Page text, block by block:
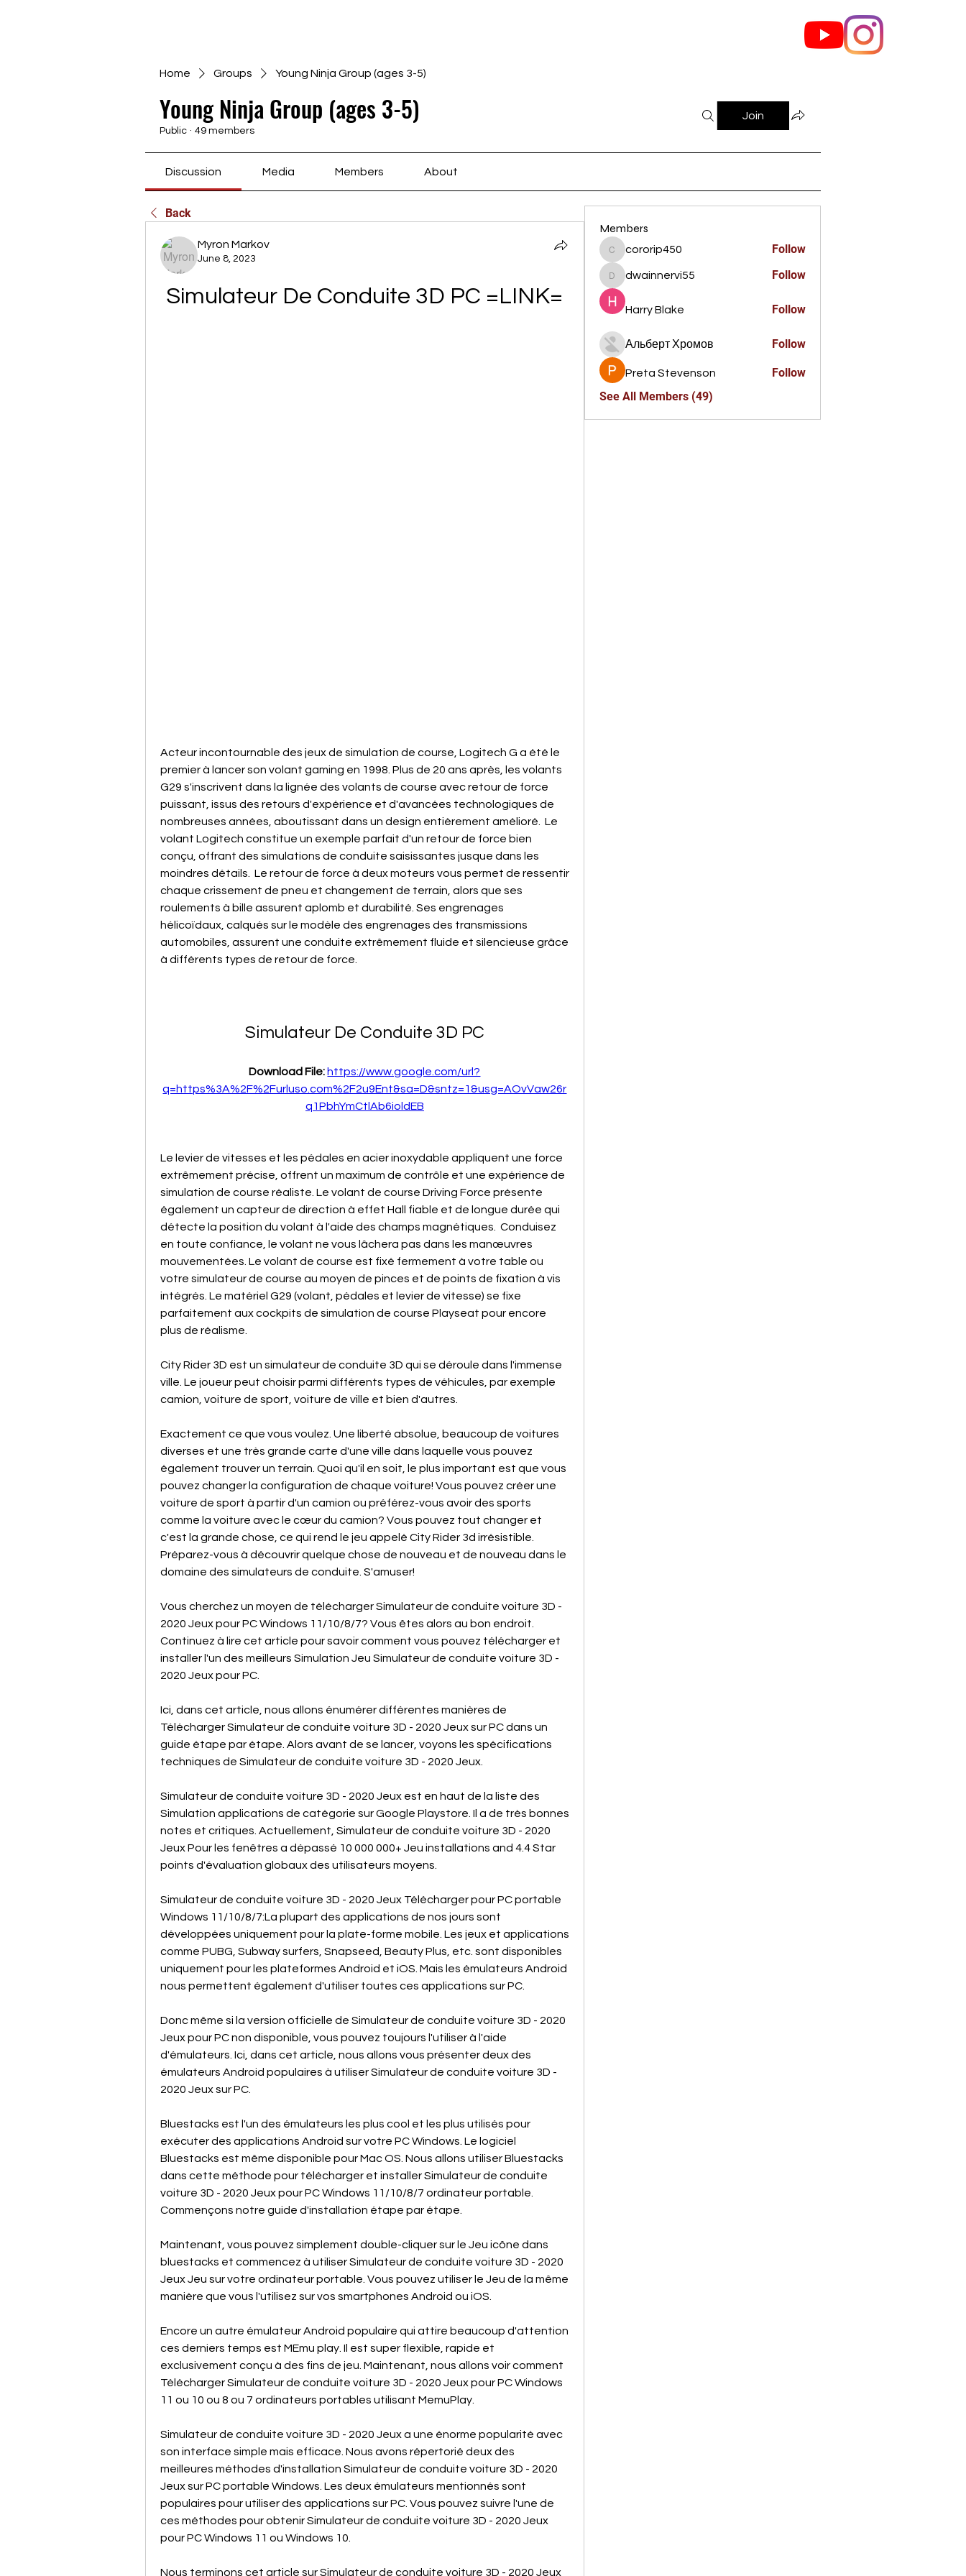
Home Groups Young Ninja Group (ages 3-5)
Young Ninja Group (ages 3-5)
Public · 49 members
Join
Discussion Media Members About
Back
Myron Markov
June 8, 2023
Simulateur De Conduite 3D PC =LINK=
Acteur incontournable des jeux de simulation de course, Logitech G a été le
premier à lancer son volant gaming en 1998. Plus de 20 ans après, les volants
G29 s'inscrivent dans la lignée des volants de course avec retour de force
puissant, issus des retours d'expérience et d'avancées technologiques de
nombreuses années, aboutissant dans un design entièrement amélioré.  Le
volant Logitech constitue un exemple parfait d'un retour de force bien
conçu, offrant des simulations de conduite saisissantes jusque dans les
moindres détails.  Le retour de force à deux moteurs vous permet de ressentir
chaque crissement de pneu et changement de terrain, alors que ses
roulements à bille assurent aplomb et durabilité. Ses engrenages
hélicoïdaux, calqués sur le modèle des engrenages des transmissions
automobiles, assurent une conduite extrêmement fluide et silencieuse grâce
à différents types de retour de force.
Simulateur De Conduite 3D PC
Download File: https://www.google.com/url?
q=https%3A%2F%2Furluso.com%2F2u9Ent&sa=D&sntz=1&usg=AOvVaw26r
q1PbhYmCtlAb6ioldEB
Le levier de vitesses et les pédales en acier inoxydable appliquent une force
extrêmement précise, offrent un maximum de contrôle et une expérience de
simulation de course réaliste. Le volant de course Driving Force présente
également un capteur de direction à effet Hall fiable et de longue durée qui
détecte la position du volant à l'aide des champs magnétiques.  Conduisez
en toute confiance, le volant ne vous lâchera pas dans les manœuvres
mouvementées. Le volant de course est fixé fermement à votre table ou
votre simulateur de course au moyen de pinces et de points de fixation à vis
intégrés. Le matériel G29 (volant, pédales et levier de vitesse) se fixe
parfaitement aux cockpits de simulation de course Playseat pour encore
plus de réalisme.
City Rider 3D est un simulateur de conduite 3D qui se déroule dans l'immense
ville. Le joueur peut choisir parmi différents types de véhicules, par exemple
camion, voiture de sport, voiture de ville et bien d'autres.
Exactement ce que vous voulez. Une liberté absolue, beaucoup de voitures
diverses et une très grande carte d'une ville dans laquelle vous pouvez
également trouver un terrain. Quoi qu'il en soit, le plus important est que vous
pouvez changer la configuration de chaque voiture! Vous pouvez créer une
voiture de sport à partir d'un camion ou préférez-vous avoir des sports
comme la voiture avec le cœur du camion? Vous pouvez tout changer et
c'est la grande chose, ce qui rend le jeu appelé City Rider 3d irrésistible.
Préparez-vous à découvrir quelque chose de nouveau et de nouveau dans le
domaine des simulateurs de conduite. S'amuser!
Vous cherchez un moyen de télécharger Simulateur de conduite voiture 3D -
2020 Jeux pour PC Windows 11/10/8/7? Vous êtes alors au bon endroit.
Continuez à lire cet article pour savoir comment vous pouvez télécharger et
installer l'un des meilleurs Simulation Jeu Simulateur de conduite voiture 3D -
2020 Jeux pour PC.
Ici, dans cet article, nous allons énumérer différentes manières de
Télécharger Simulateur de conduite voiture 3D - 2020 Jeux sur PC dans un
guide étape par étape. Alors avant de se lancer, voyons les spécifications
techniques de Simulateur de conduite voiture 3D - 2020 Jeux.
Simulateur de conduite voiture 3D - 2020 Jeux est en haut de la liste des
Simulation applications de catégorie sur Google Playstore. Il a de très bonnes
notes et critiques. Actuellement, Simulateur de conduite voiture 3D - 2020
Jeux Pour les fenêtres a dépassé 10 000 000+ Jeu installations and 4.4 Star
points d'évaluation globaux des utilisateurs moyens.
Simulateur de conduite voiture 3D - 2020 Jeux Télécharger pour PC portable
Windows 11/10/8/7:La plupart des applications de nos jours sont
développées uniquement pour la plate-forme mobile. Les jeux et applications
comme PUBG, Subway surfers, Snapseed, Beauty Plus, etc. sont disponibles
uniquement pour les plateformes Android et iOS. Mais les émulateurs Android
nous permettent également d'utiliser toutes ces applications sur PC.
Donc même si la version officielle de Simulateur de conduite voiture 3D - 2020
Jeux pour PC non disponible, vous pouvez toujours l'utiliser à l'aide
d'émulateurs. Ici, dans cet article, nous allons vous présenter deux des
émulateurs Android populaires à utiliser Simulateur de conduite voiture 3D -
2020 Jeux sur PC.
Bluestacks est l'un des émulateurs les plus cool et les plus utilisés pour
exécuter des applications Android sur votre PC Windows. Le logiciel
Bluestacks est même disponible pour Mac OS. Nous allons utiliser Bluestacks
dans cette méthode pour télécharger et installer Simulateur de conduite
voiture 3D - 2020 Jeux pour PC Windows 11/10/8/7 ordinateur portable.
Commençons notre guide d'installation étape par étape.
Maintenant, vous pouvez simplement double-cliquer sur le Jeu icône dans
bluestacks et commencez à utiliser Simulateur de conduite voiture 3D - 2020
Jeux Jeu sur votre ordinateur portable. Vous pouvez utiliser le Jeu de la même
manière que vous l'utilisez sur vos smartphones Android ou iOS.
Encore un autre émulateur Android populaire qui attire beaucoup d'attention
ces derniers temps est MEmu play. Il est super flexible, rapide et
exclusivement conçu à des fins de jeu. Maintenant, nous allons voir comment
Télécharger Simulateur de conduite voiture 3D - 2020 Jeux pour PC Windows
11 ou 10 ou 8 ou 7 ordinateurs portables utilisant MemuPlay.
Simulateur de conduite voiture 3D - 2020 Jeux a une énorme popularité avec
son interface simple mais efficace. Nous avons répertorié deux des
meilleures méthodes d'installation Simulateur de conduite voiture 3D - 2020
Jeux sur PC portable Windows. Les deux émulateurs mentionnés sont
populaires pour utiliser des applications sur PC. Vous pouvez suivre l'une de
ces méthodes pour obtenir Simulateur de conduite voiture 3D - 2020 Jeux
pour PC Windows 11 ou Windows 10.
Nous terminons cet article sur Simulateur de conduite voiture 3D - 2020 Jeux
Members
cororip450
cororip450 Follow
dwainnervi55
dwainnervi55 Follow
Harry Blake Follow
Альберт Хромов Follow
Preta Stevenson
Follow
See All Members (49)